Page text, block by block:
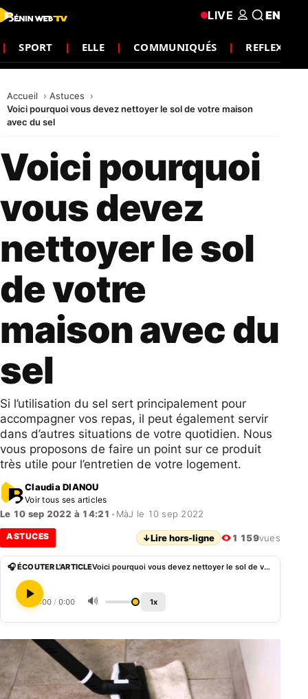
SPORT ELLE COMMUNIQUÉS REFLEXION
LIVE EN
Accueil
Astuces
Voici pourquoi vous devez nettoyer le sol de votre maison
avec du sel
Voici pourquoi
vous devez
nettoyer le sol
de votre
maison avec du
sel
Si l’utilisation du sel sert principalement pour
accompagner vos repas, il peut également servir
dans d’autres situations de votre quotidien. Nous
vous proposons de faire un point sur ce produit
très utile pour l’entretien de votre logement.
Claudia DIANOU
Voir tous ses articles
Le 10 sep 2022 à 14:21 • MàJ le 10 sep 2022
ASTUCES ↓Lire hors-ligne 1 159vues
🎧 ÉCOUTER L'ARTICLE Voici pourquoi vous devez nettoyer le sol de votre maison avec du sel
0:00 / 0:00 🔊 1x